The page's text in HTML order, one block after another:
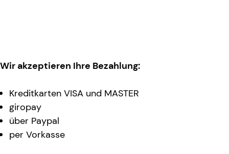
Wir akzeptieren Ihre Bezahlung:
Kreditkarten VISA und MASTER
giropay
über Paypal
per Vorkasse